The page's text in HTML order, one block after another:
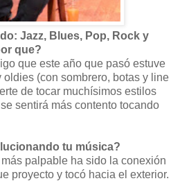
Jazz, Blues, Pop, Rock y
que?
que este año que pasó estuve
(con sombrero, botas y line
de tocar muchísimos estilos
sentirá más contento tocando
tu música?
palpable ha sido la conexión
proyecto y tocó hacia el exterior.